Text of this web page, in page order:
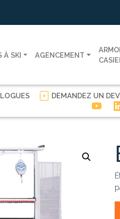
À SKI AGENCEMENT
DEMANDEZ UN